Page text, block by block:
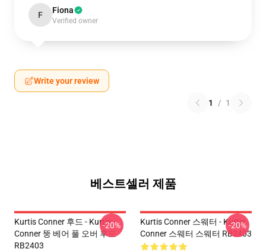
F Fiona
Verified owner
Write your review
1 / 1
베스트셀러 제품
Kurtis Conner 후드 - Kurtis
Conner 뚱 베어 풀 오버 후드
RB2403
-20%
Kurtis Conner 스웨터 - Kurtis
Conner 스웨터 스웨터 RB2403
-20%